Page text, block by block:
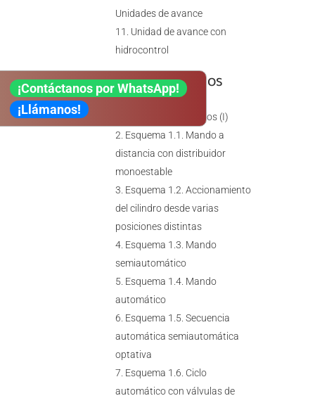
Unidades de avance
Unidad de avance con
hidrocontrol
TEMA 9. CIRCUITOS
NEUMÁTICOS
Circuitos neumáticos (I)
Esquema 1.1. Mando a
distancia con distribuidor
monoestable
Esquema 1.2. Accionamiento
del cilindro desde varias
posiciones distintas
Esquema 1.3. Mando
semiautomático
Esquema 1.4. Mando
automático
Esquema 1.5. Secuencia
automática semiautomática
optativa
Esquema 1.6. Ciclo
automático con válvulas de
¡Contáctanos por WhatsApp!
¡Llámanos!